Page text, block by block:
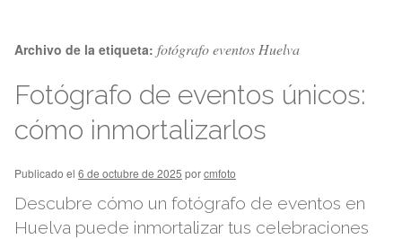
Archivo de la etiqueta: fotógrafo eventos Huelva
Fotógrafo de eventos únicos:
cómo inmortalizarlos
Publicado el 6 de octubre de 2025 porcmfoto
Descubre cómo un fotógrafo de eventos en
Huelva puede inmortalizar tus celebraciones